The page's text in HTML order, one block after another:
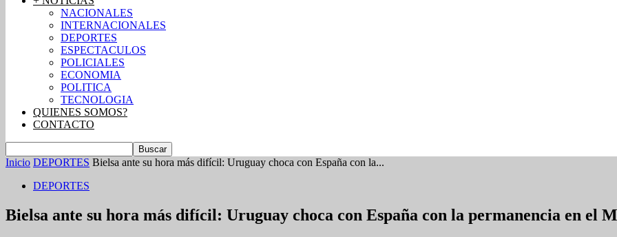
NACIONALES
INTERNACIONALES
DEPORTES
ESPECTACULOS
POLICIALES
ECONOMIA
POLITICA
TECNOLOGIA
QUIENES SOMOS?
CONTACTO
Inicio DEPORTES Bielsa ante su hora más difícil: Uruguay choca con España con la...
DEPORTES
Bielsa ante su hora más difícil: Uruguay choca con España con la permanencia en el